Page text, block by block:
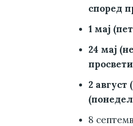
според
1 мај
24 мај
2
8